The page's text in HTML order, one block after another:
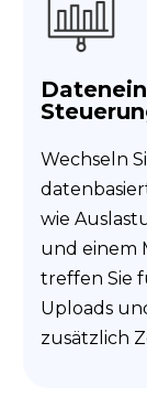
Wechseln
wie
und einem
treffen Sie
Uploads
zusätzlich